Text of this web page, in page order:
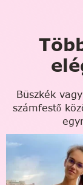
Büszkék
számfestő